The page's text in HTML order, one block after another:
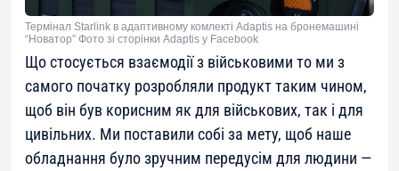
Термінал Starlink в адаптивному комлекті Adaptis на бронемашині
“Новатор” Фото зі сторінки Adaptis у Facebook
Що стосується взаємодії з військовими то ми з
самого початку розробляли продукт таким чином,
щоб він був корисним як для військових, так і для
цивільних. Ми поставили собі за мету, щоб наше
обладнання було зручним передусім для людини —